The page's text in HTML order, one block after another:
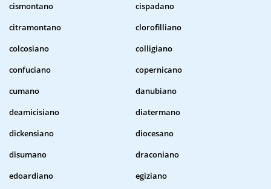
cismontano
cispadano
citramontano
clorofilliano
colcosiano
colligiano
confuciano
copernicano
cumano
danubiano
deamicisiano
diatermano
dickensiano
diocesano
disumano
draconiano
edoardiano
egiziano